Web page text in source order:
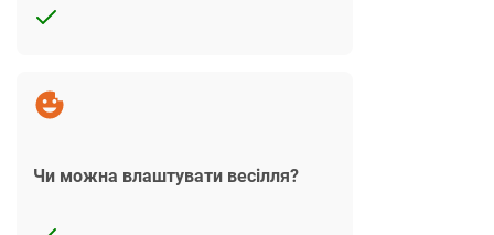
Чи можна влаштувати весілля?